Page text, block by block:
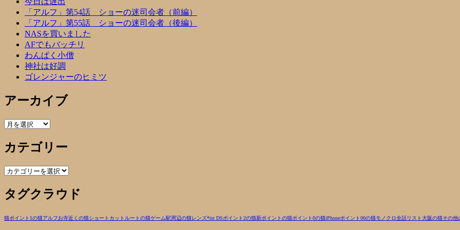
「アルフ」第54話 ショーの迷司会者（前編）
「アルフ」第55話 ショーの迷司会者（後編）
NASを買いました
AFでもバッチリ
わんぱく小僧
神社は好調
ゴレンジャーのヒミツ
アーカイブ
ア
カ
イ
ブ
カテゴリー
カ
ゴ
リ
タグクラウド
猫ポイント1の猫アルフお寺近くの猫ショートカットルートの猫ゲーム駅周辺の猫レンズ*ist DSポイント2の猫新ポイントの猫ポイント0の猫iPhoneポイント00の猫モノクロ全話リスト大阪の猫その他